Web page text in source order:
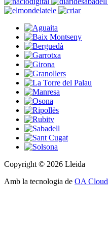
Copyright © 2026 Lleida
Amb la tecnologia de OA Cloud